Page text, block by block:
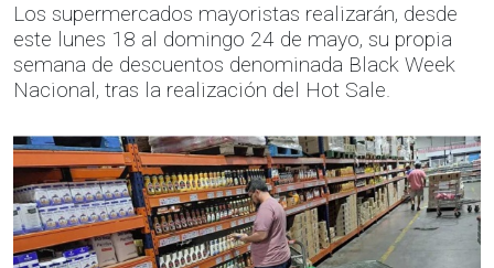
Los supermercados mayoristas realizarán, desde
este lunes 18 al domingo 24 de mayo, su propia
semana de descuentos denominada Black Week
Nacional, tras la realización del Hot Sale.